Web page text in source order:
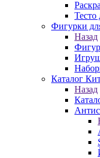
Тесто
Фигурки
Назад
Каталог
Назад